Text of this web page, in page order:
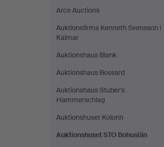
Arce Auctions
Auktionsfirma Kenneth Svensson i
Kalmar
Auktionshaus Blank
Auktionshaus Bossard
Auktionshaus Stuber's
Hammerschlag
Auktionshuset Kolonn
Auktionshuset STO Bohuslän